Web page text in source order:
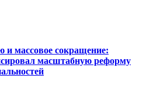
и массовое сокращение:
масштабную реформу